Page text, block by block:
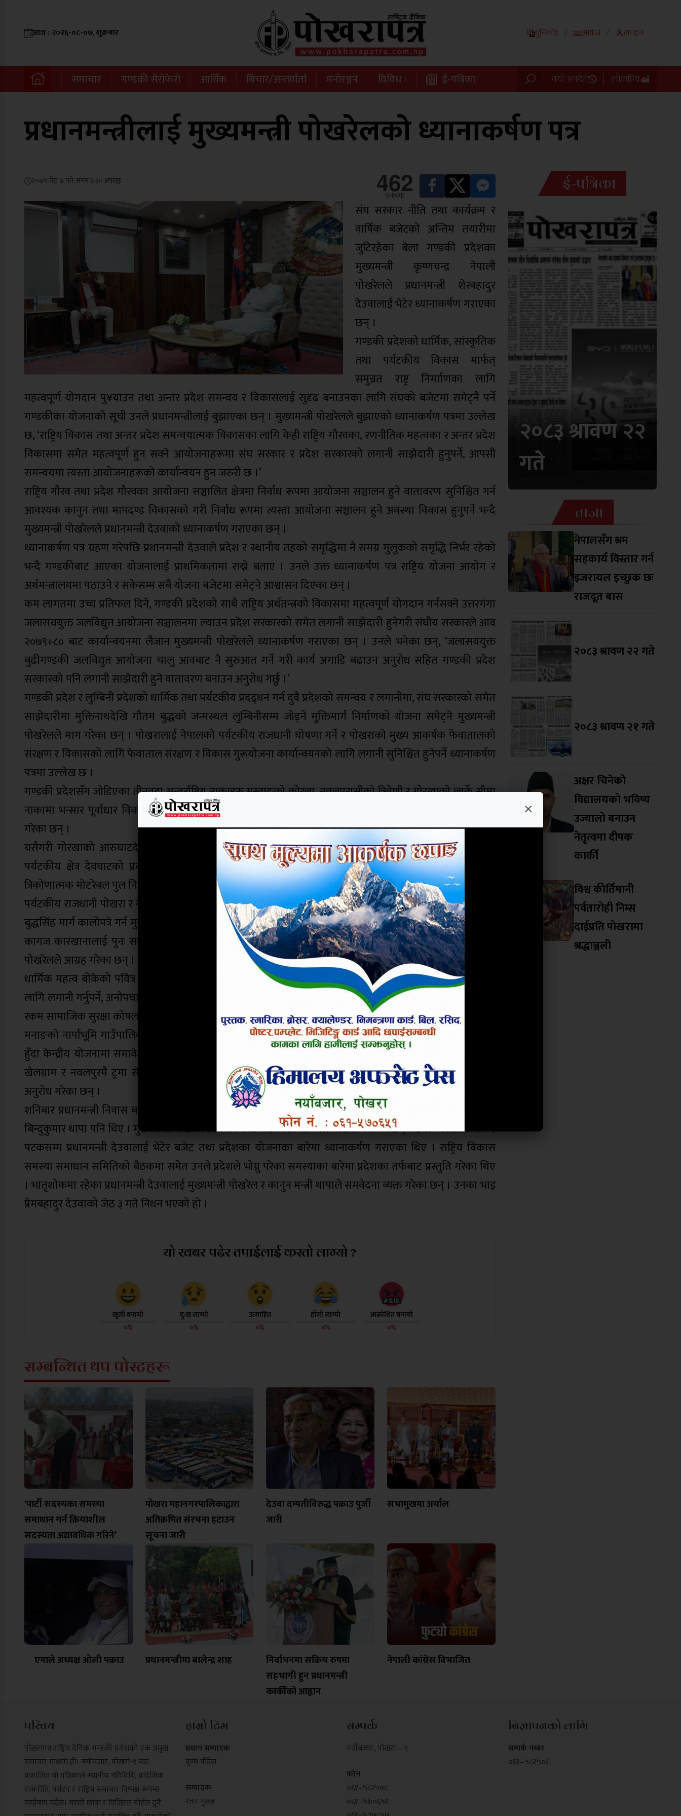
आज : २०२६-०८-०७, शुक्रबार युनिकोड / आवाज / लगइन
समाचार गण्डकी सेरोफेरो आर्थिक बिचार/अन्तर्वार्ता मनोरञ्जन विविध ई-पत्रिका नयाँ अपडेट लोकप्रिय
प्रधानमन्त्रीलाई मुख्यमन्त्री पोखरेलको ध्यानाकर्षण पत्र
२०७९ जेठ ७ गते, समय २:३० अपराह्न 462
SHARE
संघ सरकार नीति तथा कार्यक्रम र
वार्षिक बजेटको अन्तिम तयारीमा
जुटिरहेका बेला गण्डकी प्रदेशका
मुख्यमन्त्री कृष्णचन्द्र नेपाली
पोखरेलले प्रधानमन्त्री शेरबहादुर
देउवालाई भेटेर ध्यानाकर्षण गराएका
छन् ।
गण्डकी प्रदेशको धार्मिक, सांस्कृतिक
तथा पर्यटकीय विकास मार्फत्
समुन्नत राष्ट्र निर्मााणका लागि
महत्वपूर्ण योगदान पु¥याउन तथा अन्तर प्रदेश समन्वय र विकासलाई सुदृढ बनाउनका लागि संघको बजेटमा समेट्नै पर्ने
गण्डकीका योजनाको सूची उनले प्रधानमन्त्रीलाई बुझाएका छन् । मुख्यमन्त्री पोखरेलले बुझाएको ध्यानाकर्षण पत्रमा उल्लेख
छ, ‘राष्ट्रिय विकास तथा अन्तर प्रदेश समन्वयात्मक विकासका लागि केही राष्ट्रिय गौरवका, रणनीतिक महत्वका र अन्तर प्रदेश
विकासमा समेत महत्वपूर्ण हुन सक्ने आयोजनाहरूमा संघ सरकार र प्रदेश सरकारको लगानी साझेदारी हुनुपर्ने, आपसी
समन्वयमा त्यस्ता आयोजनाहरूको कार्यान्वयन हुन जरुरी छ ।’
राष्ट्रिय गौरव तथा प्रदेश गौरवका आयोजना सञ्चालित क्षेत्रमा निर्वाध रूपमा आयोजना सञ्चालन हुने वातावरण सुनिश्चित गर्न
आवश्यक कानुन तथा मापदण्ड विकासको गरी निर्वाध रूपमा त्यस्ता आयोजना सञ्चालन हुने अवस्था विकास हुनुपर्ने भन्दै
मुख्यमन्त्री पोखरेलले प्रधानमन्त्री देउवाको ध्यानाकर्षण गराएका छन् ।
ध्यानाकर्षण पत्र ग्रहण गरेपछि प्रधानमन्त्री देउवाले प्रदेश र स्थानीय तहको समृद्धिमा नै समग्र मुलुकको समृद्धि निर्भर रहेको
भन्दै गण्डकीबाट आएका योजनालाई प्राथमिकतामा राख्ने बताए । उनले उक्त ध्यानाकर्षण पत्र राष्ट्रिय योजना आयोग र
अर्थमन्त्रालयमा पठाउने र सकेसम्म सबै योजना बजेटमा समेट्ने आश्वासन दिएका छन् ।
कम लागतमा उच्च प्रतिफल दिने, गण्डकी प्रदेशको साथै राष्ट्रिय अर्थतन्त्रको विकासमा महत्वपूर्ण योगदान गर्नसक्ने उत्तरगंगा
जलासययुक्त जलविद्युत आयोजना सञ्चालनमा ल्याउन प्रदेश सरकारको समेत लगानी साझेदारी हुनेगरी संघीय सरकारले आव
२०७९÷८० बाट कार्यान्वयनमा लैजान मुख्यमन्त्री पोखरेलले ध्यानाकर्षण गराएका छन् । उनले भनेका छन्, ‘जलासययुक्त
बुढीगण्डकी जलविद्युत आयोजना चालु आवबाट नै सुरुआत गर्ने गरी कार्य अगाडि बढाउन अनुरोध सहित गण्डकी प्रदेश
सरकारको पनि लगानी साझेदारी हुने वातावरण बनाउन अनुरोध गर्छु ।’
गण्डकी प्रदेश र लुम्बिनी प्रदेशको धार्मिक तथा पर्यटकीय प्रदद्र्धन गर्न दुवै प्रदेशको समन्वय र लगानीमा, संघ सरकारको समेत
साझेदारीमा मुक्तिनाथदेखि गौतम बुद्धको जन्मस्थल लुम्बिनीसम्म जोड्ने मुक्तिमार्ग निर्माणको योजना समेट्ने मुख्यमन्त्री
पोखरेलले माग गरेका छन् । पोखरालाई नेपालको पर्यटकीय राजधानी घोषणा गर्ने र पोखराको मुख्य आकर्षक फेवातालको
संरक्षण र विकासको लागि फेवाताल संरक्षण र विकास गुरूयोजना कार्यान्वयनको लागि लगानी सुनिश्चित हुनेपर्ने ध्यानाकर्षण
पत्रमा उल्लेख छ ।
गण्डकी प्रदेशसँग जोडिएका तीनवटा अन्तर्राष्ट्रिय नाकाहरु मुस्ताङको कोरला, नवलपरासीको त्रिवेणी र गोरखाको लार्के सीमा
नाकामा भन्सार पूर्वाधार विकास गरी गरी नेपाल चीन २ देशीय व्यापार तथा वाणिज्य प्रवद्र्धन गर्नुपर्ने मुख्यमन्त्रीले आग्रह
गरेका छन् ।
यसैगरी गोरखाको आरुघाटदेखि चुमनुब्री हुँदै उत्तरी नाका लार्केसम्म मोटरबाटो निर्माणको लागि लगानी गर्नुपर्ने, धार्मिक
पर्यटकीय क्षेत्र देवघाटको प्रदद्र्धन गर्न गण्डकी प्रदेशको तनहुँ र नवलपुर तथा बागमती प्रदेशको चितवन जोड्ने गरी
त्रिकोणात्मक मोटरेबल पुल निर्माणका लागि उनले माग गरेका छन् ।
पर्यटकीय राजधानी पोखरा र नेपालको राजधानी काठमाडांै जोड्ने द्रुतमार्ग विकासका साथै वैकल्पिक मार्गकारुपमा रहेको
बुद्धसिंह मार्ग कालोपत्रे गर्न मुख्यमन्त्री पोखरेलले प्रधानमन्त्रीको ध्यानाकर्षण गराएका छन् । गोरखकाली रबर उद्योग र भृकुटी
कागज कारखानालाई पुनः सञ्चालन गर्न साझेदारीमा लगानी सुनिश्चित हुने वातावरण विकासका लागि समेत मुख्यमन्त्रीले
पोखरेलले आग्रह गरेका छन् ।
धार्मिक महत्व बोकेको पवित्र नदी कालीगण्डकी नदीलाई विश्व सम्पदा सूचीमा सूचीकृत गर्ने र यसको बहुपक्षीय विकासको
लागि लगानी गर्नुपर्ने, अनौपचारिक क्षेत्रमा कार्यरत श्रमिकलाई सामाजिक सुरक्षाको दायरामा ल्याउनका लागि मासिक रुपमा
रकम सामाजिक सुरक्षा कोषलाई उपलब्ध गराउन आगामी बजेटमा व्यवस्था गर्न पनि उनले माग गरेका छन् ।
मनाङको नार्पाभूमि गाउँपालिका अहिलेसम्म सडक सञ्जालसँग नजोडिएको र विकट भएकाले प्रदेश सरकारको क्षमता नपुग्ने
हुँदा केन्द्रीय योजनामा समावेश गर्न ध्यानाकर्षण पत्रमार्फत् अनुरोध गरिएको छ । नवलपुरको गैंडाकोटमा विपी अन्तर्राष्ट्रिय
खेलग्राम र नवलपुरमै ट्रमा सेन्टर स्थापनाका लागि पनि केन्द्र सरकारले बजेट विनियोजना गरिदिन उनले प्रधानमन्त्रीसँग
अनुरोध गरेका छन् ।
शनिबार प्रधानमन्त्री निवास बालुवाटारमा भएको भेटमा मुख्यमन्त्रीसँगै प्रदेशका कानुन सञ्चार तथा प्रदेश सभा मामिला मन्त्री
बिन्दुकुमार थापा पनि थिए । मुख्यमन्त्री पोखरेल शनिबार काठमाठौं गएर शनिबारै पोखरा फर्केका छन् । उनले यसअघि पनि २
पटकसम्म प्रधानमन्त्री देउवालाई भेटेर बजेट तथा प्रदेशका योजनाका बारेमा ध्यानाकर्षण गराएका थिए । राष्ट्रिय विकास
समस्या समाधान समितिको बैठकमा समेत उनले प्रदेशले भोग्नु परेका समस्याका बारेमा प्रदेशका तर्फबाट प्रस्तुति गरेका थिए
। भातृशोकमा रहेका प्रधानमन्त्री देउवालाई मुख्यमन्त्री पोखरेल र कानुन मन्त्री थापाले समवेदना व्यक्त गरेका छन् । उनका भाइ
प्रेमबहादुर देउवाको जेठ ३ गते निधन भएको हो ।
यो खबर पढेर तपाईलाई कस्तो लाग्यो ?
खुसी बनायो
०%
दु:ख लाग्यो
०%
उत्साहित
०%
हाँसो लाग्यो
०%
आक्रोशित बनायो
०%
सम्बन्धित थप पोस्टहरू
‘पार्टी सदस्यका समस्या
समाधान गर्न क्रियाशील
सदस्यता अद्यावधिक गरिने’
पोखरा महानगरपालिकाद्वारा
अतिक्रमित संरचना हटाउन
सूचना जारी
देउवा दम्पतीविरुद्ध पक्राउ पुर्जी
जारी
सभामुखमा अर्याल
एमाले अध्यक्ष ओली पक्राउ प्रधानमन्त्रीमा बालेन्द्र शाह
निर्वाचनमा सक्रिय रुपमा
सहभागी हुन प्रधानमन्त्री
कार्कीको आह्वान
नेपाली कांग्रेस विभाजित
ई-पत्रिका
२०८३ श्रावण २२
गते
ताजा
नेपालसँग श्रम
सहकार्य विस्तार गर्न
इजरायल इच्छुक छः
राजदूत बास
२०८३ श्रावण २२ गते
२०८३ श्रावण २१ गते
अक्षर चिनेको
विद्यालयको भविष्य
उज्यालो बनाउन
नेतृत्वमा दीपक
कार्की
विश्व कीर्तिमानी
पर्वतारोही निम्स
दाईप्रति पोखरामा
श्रद्धाञ्जली
परिचय
पोखरापत्र राष्ट्रिय दैनिक गण्डकी प्रदेशको एक प्रमुख
समाचार माध्यम हो। नयाँबजार, पोखरा-९ बाट
प्रकाशित यो पत्रिकाले स्थानीय गतिविधि, प्रादेशिक
राजनीति, पर्यटन र राष्ट्रिय समाचार निष्पक्ष रूपमा
सम्प्रेषण गर्दछ। यसले छापा र डिजिटल पोर्टल दुवै
हाम्रो टिम
प्रधान सम्पादक
पुण्य पौडेल
सम्पादक
रतन गुरुङ
सम्पर्क
नयाँबजार , पोखरा – ९
फोन
०६१–५८२५०८
०६१–५७०६५१
बिज्ञापनको लागि
सम्पर्क नम्बर
०६१–५८२५०८
×